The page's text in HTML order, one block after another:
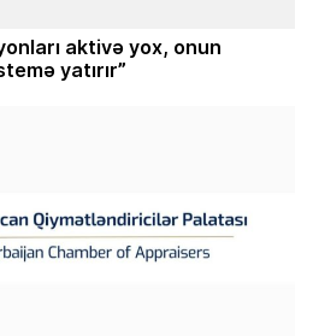
aktivə yox, onun
yatırır”